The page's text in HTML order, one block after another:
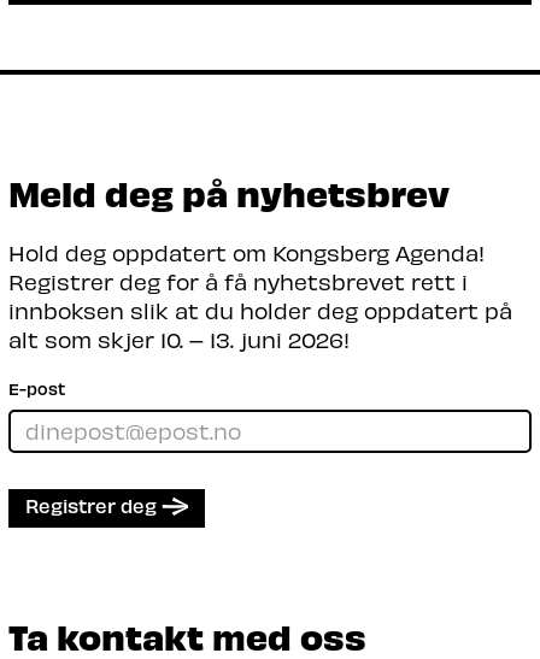
bare om splitting av atomer – det splitter
Meld deg på nyhetsbrev
Hold deg oppdatert om Kongsberg Agenda!
Registrer deg for å få nyhetsbrevet rett i
innboksen slik at du holder deg oppdatert på
alt som skjer 10. – 13. juni 2026!
E-post
Registrer deg
Ta kontakt med oss